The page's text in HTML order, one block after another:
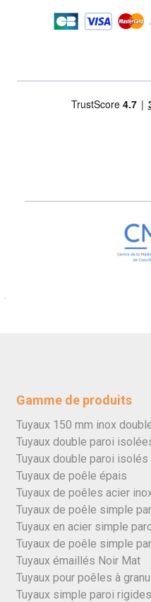
Gamme de produits
Tuyaux 150 mm inox
Tuyaux double paroi
Tuyaux double paroi
Tuyaux de poêle épais
Tuyaux de poêles acier
Tuyaux de poêle simple
Tuyaux en acier simple
Tuyaux de poêle simple
Tuyaux émaillés Noir Mat
Tuyaux pour poêles à
Tuyaux simple paroi rigides